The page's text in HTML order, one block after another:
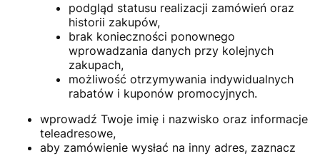
podgląd statusu realizacji zamówień oraz
historii zakupów,
brak konieczności ponownego
wprowadzania danych przy kolejnych
zakupach,
możliwość otrzymywania indywidualnych
rabatów i kuponów promocyjnych.
wprowadź Twoje imię i nazwisko oraz informacje
teleadresowe,
aby zamówienie wysłać na inny adres, zaznacz